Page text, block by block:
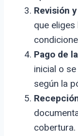
Revisión
que eliges
Pago de
inicial o
según la
cobertura.